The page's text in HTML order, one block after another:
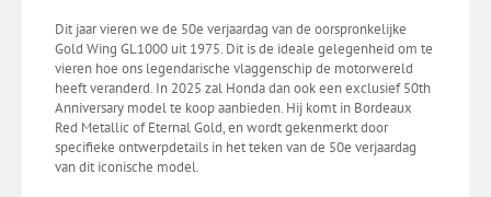
Dit jaar vieren we de 50e verjaardag van de oorspronkelijke
Gold Wing GL1000 uit 1975. Dit is de ideale gelegenheid om te
vieren hoe ons legendarische vlaggenschip de motorwereld
heeft veranderd. In 2025 zal Honda dan ook een exclusief 50th
Anniversary model te koop aanbieden. Hij komt in Bordeaux
Red Metallic of Eternal Gold, en wordt gekenmerkt door
specifieke ontwerpdetails in het teken van de 50e verjaardag
van dit iconische model.